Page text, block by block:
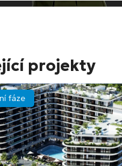
projekty
fáze